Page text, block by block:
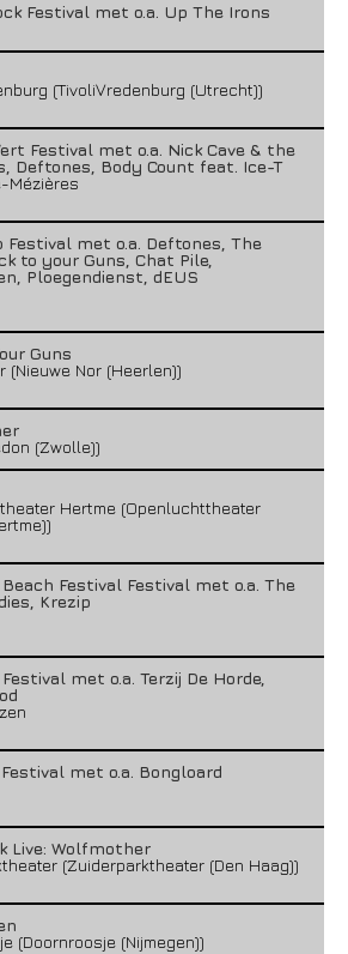
Festival met o.a. Up The Irons
(TivoliVredenburg (Utrecht))
Festival met o.a. Nick Cave & the
Deftones, Body Count feat. Ice-T
Mézières
Festival met o.a. Deftones, The
to your Guns, Chat Pile,
Ploegendienst, dEUS
Guns
(Nieuwe Nor (Heerlen))
(Zwolle))
Hertme (Openluchttheater
Festival Festival met o.a. The
Krezip
met o.a. Terzij De Horde,
met o.a. Bongloard
Live: Wolfmother
(Zuiderparktheater (Den Haag))
(Doornroosje (Nijmegen))